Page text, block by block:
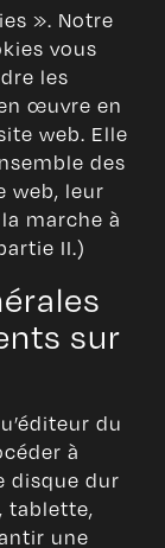
». Notre
vous
les
œuvre en
web. Elle
des
web, leur
marche à
II.)
sur
du
à
disque dur
tablette,
une